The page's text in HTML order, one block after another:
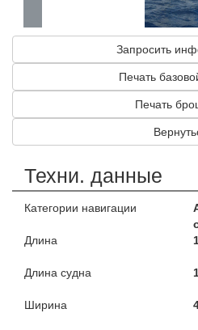
Запросить
Печать
Печать
Техни. данные
Категории навигации
Длина
Длина судна
Ширина